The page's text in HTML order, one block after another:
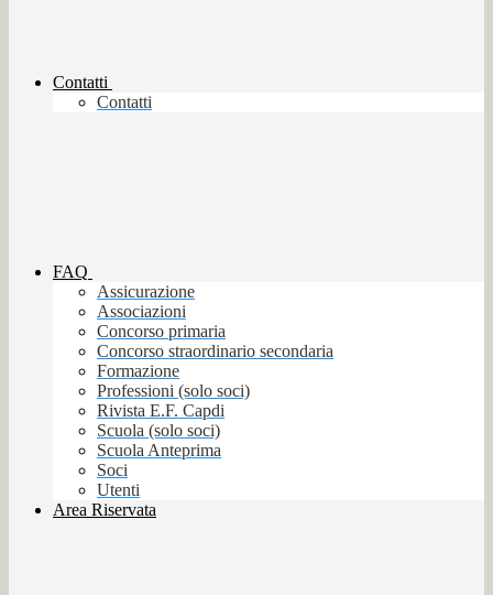
Contatti
Contatti
FAQ
Assicurazione
Associazioni
Concorso primaria
Concorso straordinario secondaria
Formazione
Professioni (solo soci)
Rivista E.F. Capdi
Scuola (solo soci)
Scuola Anteprima
Soci
Utenti
Area Riservata